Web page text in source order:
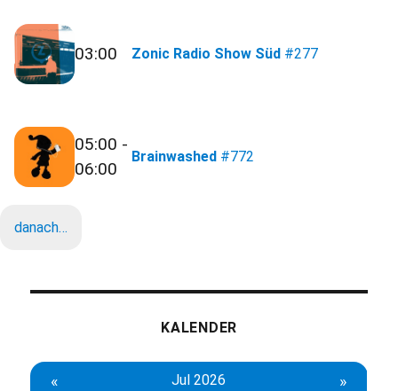
03:00 Zonic Radio Show Süd #277
05:00 -
06:00
Brainwashed #772
danach…
KALENDER
« Jul 2026 »